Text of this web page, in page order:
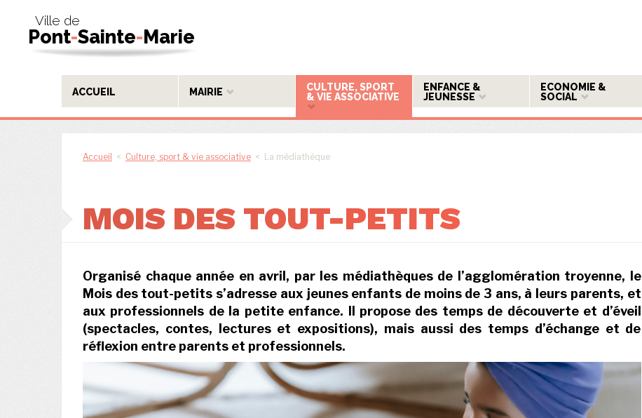
Ville de
Pont-Sainte-Marie
ACCUEIL MAIRIE
CULTURE, SPORT
& VIE ASSOCIATIVE
ENFANCE &
JEUNESSE
ECONOMIE &
SOCIAL
Accueil < Culture, sport & vie associative < La médiathèque
MOIS DES TOUT-PETITS
Organisé chaque année en avril, par les médiathèques de l’agglomération troyenne, le
Mois des tout-petits s’adresse aux jeunes enfants de moins de 3 ans, à leurs parents, et
aux professionnels de la petite enfance. Il propose des temps de découverte et d’éveil
(spectacles, contes, lectures et expositions), mais aussi des temps d’échange et de
réflexion entre parents et professionnels.